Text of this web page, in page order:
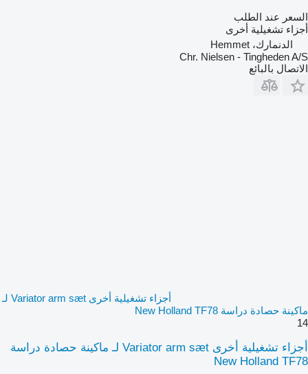
السعر عند الطلب
أجزاء تشغيلية أخرى
الدنمارك، Hemmet
Chr. Nielsen - Tingheden A/S
الاتصال بالبائع
أجزاء تشغيلية أخرى Variator arm sæt لـ
ماكينة حصادة دراسة New Holland TF78
14
أجزاء تشغيلية أخرى Variator arm sæt لـ ماكينة حصادة دراسة
New Holland TF78